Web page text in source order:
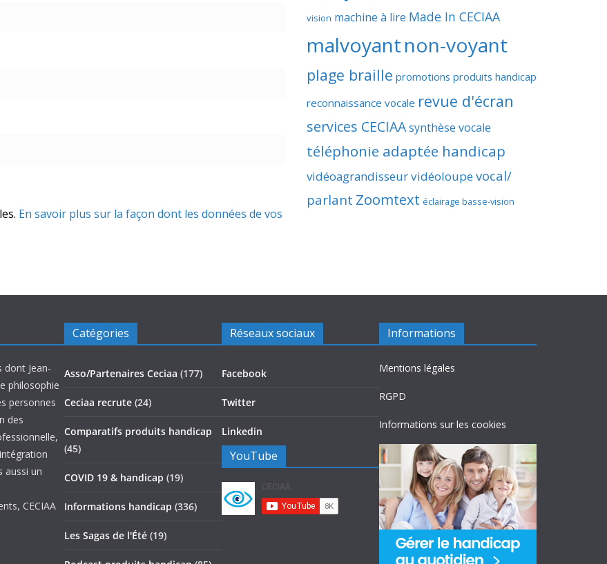
En savoir plus sur la façon dont les données de vos
vision machine à lire Made In CECIAA
malvoyantnon-voyant
plage braille promotions produits handicap
reconnaissance vocale revue d'écran
services CECIAAsynthèse vocale
téléphonie adaptée handicap
vidéoagrandisseurvidéoloupevocal/
parlant Zoomtext éclairage basse-vision
dont Jean-
philosophie
personnes
des
aussi un
CECIAA
Catégories
Asso/Partenaires Ceciaa (177)
Ceciaa recrute (24)
Comparatifs produits handicap
(45)
COVID 19 & handicap (19)
Informations handicap (336)
Les Sagas de l'Été (19)
Réseaux sociaux
Facebook
Twitter
Linkedin
YouTube
Informations
Mentions légales
RGPD
Informations sur les cookies